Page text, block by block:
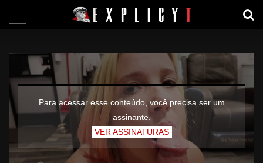
Para acessar esse conteúdo, você precisa ser um
assinante.
VER ASSINATURAS